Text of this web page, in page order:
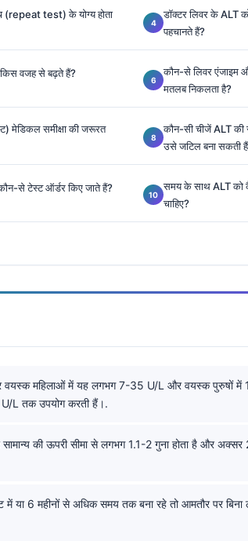
(repeat test) के योग्य होता
डॉक्टर लिवर के ALT
पहचानते हैं?
वजह से बढ़ते हैं?
कौन-से लिवर एंजाइम
मतलब निकलता है?
मेडिकल समीक्षा की जरूरत
कौन-सी चीजें ALT की
उसे जटिल बना सकती
से टेस्ट ऑर्डर किए जाते हैं?
समय के साथ ALT को
चाहिए?
वयस्क महिलाओं में यह लगभग 7-35 U/L और वयस्क पुरुषों में
U/L तक उपयोग करती हैं।.
की ऊपरी सीमा से लगभग 1.1-2 गुना होता है और अक्सर
या 6 महीनों से अधिक समय तक बना रहे तो आमतौर पर बिना